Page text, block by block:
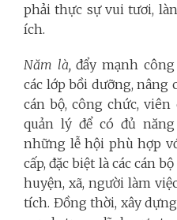
phải thực sự vui tươi,
ích.
Năm là, đẩy mạnh
các lớp bồi dưỡng, nâng
cán bộ, công chức, viên
quản lý để có đủ
những lễ hội phù hợp
cấp, đặc biệt là các cán
huyện, xã, người làm
tích. Đồng thời, xây